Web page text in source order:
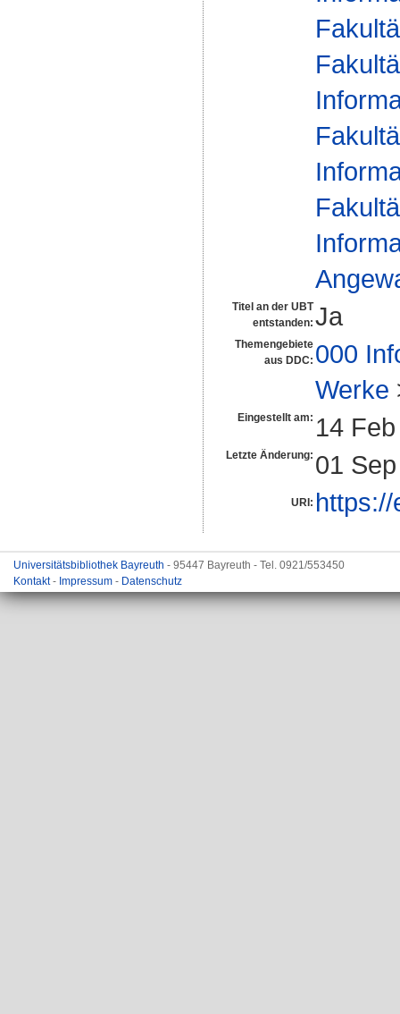
Titel an der UBT
entstanden: Ja
Themengebiete
aus DDC: 000
Werke
Eingestellt am: 14
Letzte Änderung: 01
URI:
Universitätsbibliothek Bayreuth - 95447 Bayreuth - Tel. 0921/553450
Kontakt- Impressum - Datenschutz